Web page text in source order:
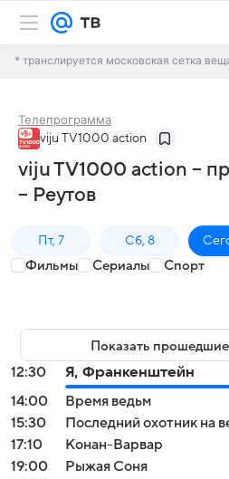
* транслируется московская сетка
Телепрограмма
viju TV1000 action
viju TV1000 action –
– Реутов
Пт, 7 Сб, 8
Фильмы Сериалы Спорт
Показать
12:30
Я, Франкенштейн
14:00
Время ведьм
15:30
Последний охотник на
17:10
Конан-Варвар
19:00
Рыжая Соня